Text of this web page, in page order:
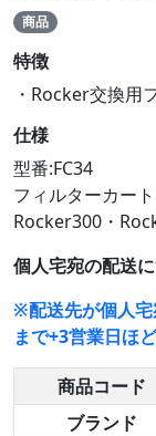
商品
特徴
・Rocker交換用
仕様
型番:FC34
フィルターカー
Rocker300・
個人宅宛の配送
※配送先が個人
まで+3営業日ほ
商品コード
ブランド